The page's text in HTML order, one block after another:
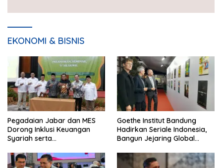
EKONOMI & BISNIS
Pegadaian Jabar dan MES
Dorong Inklusi Keuangan
Syariah serta
Goethe Institut Bandung
Hadirkan Seriale Indonesia,
Bangun Jejaring Global